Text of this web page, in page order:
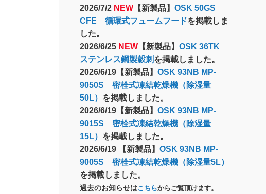
2026/7/2 NEW 【新製品】 OSK 50GS
CFE 循環式フュームフードを掲載しま
した。
2026/6/25 NEW 【新製品】 OSK 36TK
ステンレス鋼製穀刺 を掲載しました。
2026/6/19【新製品】 OSK 93NB MP-
9050S 密栓式凍結乾燥機（除湿量
50L） を掲載しました。
2026/6/19【新製品】 OSK 93NB MP-
9015S 密栓式凍結乾燥機（除湿量
15L） を掲載しました。
2026/6/19 【新製品】 OSK 93NB MP-
9005S 密栓式凍結乾燥機（除湿量5L）
を掲載しました。
過去のお知らせはこちらからご覧頂けます。